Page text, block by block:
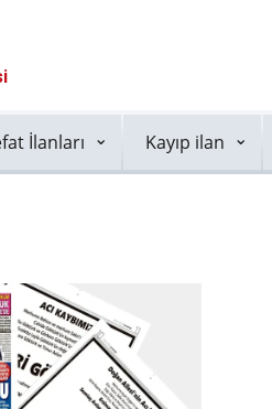
İlanları Kayıp ilan